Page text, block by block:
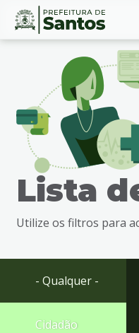
Ir
busca
Ir
rodapé
Conteúdo
Lista
Utilize os filtros para
- Qualquer -
Cidadão